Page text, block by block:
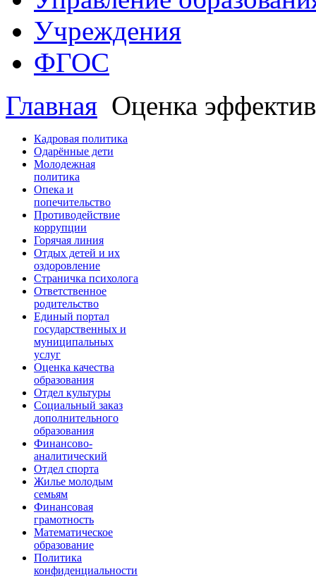
Учреждения
ФГОС
Главная Оценка
Кадровая политика
Одарённые дети
Молодежная
политика
Опека и
попечительство
Противодействие
коррупции
Горячая линия
Отдых детей и их
оздоровление
Страничка психолога
Ответственное
родительство
Единый портал
государственных и
муниципальных
услуг
Оценка качества
образования
Отдел культуры
Социальный заказ
дополнительного
образования
Финансово-
аналитический
Отдел спорта
Жилье молодым
семьям
Финансовая
грамотность
Математическое
образование
Политика
конфиденциальности